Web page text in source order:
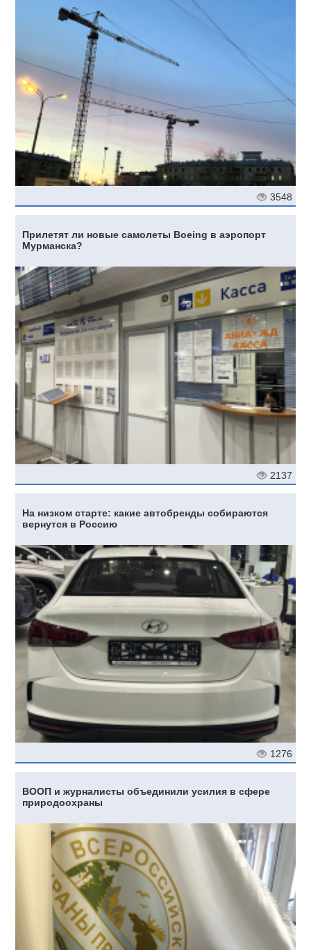
3548
Прилетят ли новые самолеты Boeing в аэропорт
Мурманска?
2137
На низком старте: какие автобренды собираются
вернутся в Россию
1276
ВООП и журналисты объединили усилия в сфере
природоохраны